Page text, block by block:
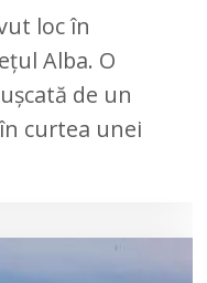
loc în
Alba. O
de un
curtea unei